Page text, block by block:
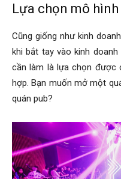
Lựa chọn mô
Cũng giống như kinh
khi bắt tay vào kinh
cần làm là lựa chọn được
hợp. Bạn muốn mở một
quán pub?